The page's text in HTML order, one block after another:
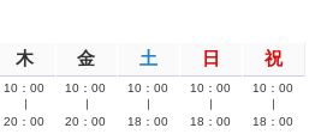
木 金 土 日 祝
10：00
20：00
10：00
20：00
10：00
18：00
10：00
18：00
10：00
18：00